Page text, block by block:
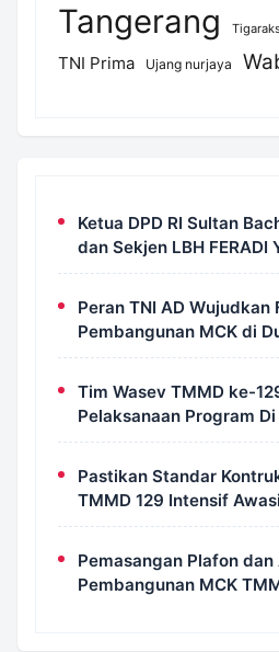
Tangerang
TNI Prima
Ujang nurjaya
Ketua DPD RI Sultan
dan Sekjen LBH FERADI
Bahas Geopolitik dan
Peran TNI AD Wujudkan
Pembangunan MCK di
Rampung Dikerjakan
Tim Wasev TMMD ke-
Pelaksanaan Program
Selatan
Pastikan Standar
TMMD 129 Intensif
MCK di Wanam
Pemasangan Plafon dan
Pembangunan MCK